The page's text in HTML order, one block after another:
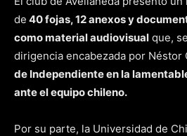
de 40 fojas, 12 anexos y
como material audiovisual que,
dirigencia encabezada por Néstor
de Independiente en la
ante el equipo chileno.
Por su parte, la Universidad de